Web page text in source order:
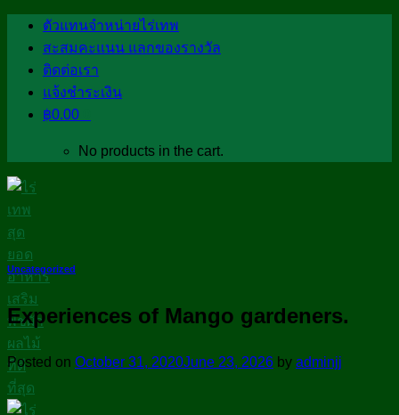
Skip
content
ตัวแทนจำหน่ายไร่เทพ
สะสมคะแนน แลกของรางวัล
ติดต่อเรา
แจ้งชำระเงิน
฿0.00
No products in the cart.
Uncategorized
Experiences of Mango gardeners.
Posted on October 31, 2020June 23, 2026 by adminjj